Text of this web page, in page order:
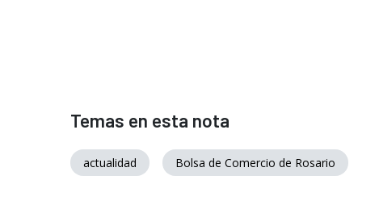
Temas en esta nota
actualidad Bolsa de Comercio de Rosario